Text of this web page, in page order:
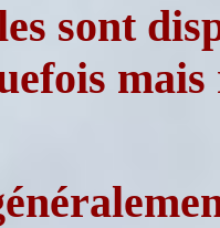
sont